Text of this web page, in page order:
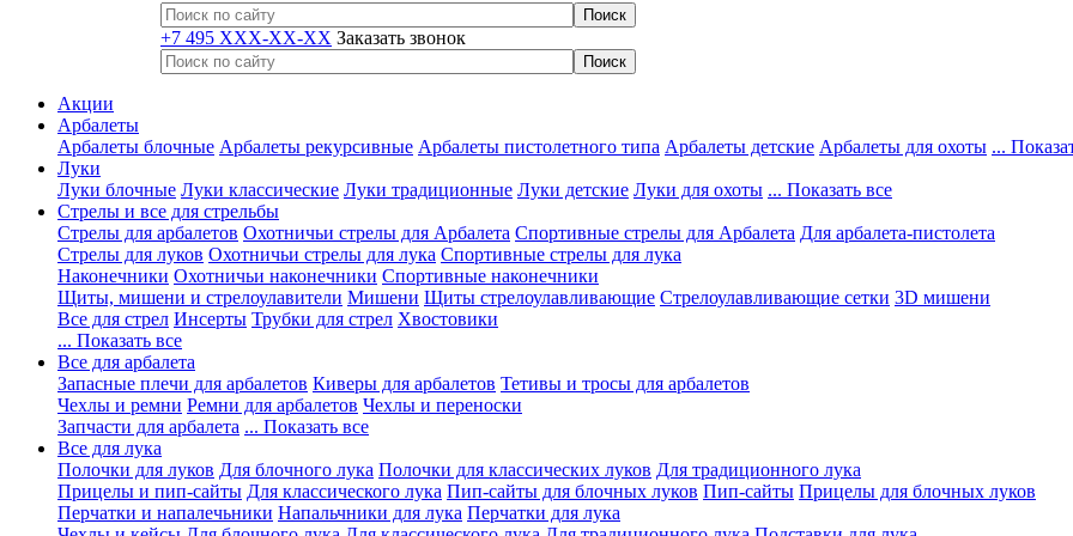
+7 495 XXX-XX-XX Заказать звонок
Акции
Арбалеты
Арбалеты блочные Арбалеты рекурсивные Арбалеты пистолетного типа Арбалеты детские Арбалеты для охоты ...
Луки
Луки блочные Луки классические Луки традиционные Луки детские Луки для охоты ... Показать все
Стрелы и все для стрельбы
Стрелы для арбалетов Охотничьи стрелы для Арбалета Спортивные стрелы для Арбалета Для арбалета-пистолета
Стрелы для луков Охотничьи стрелы для лука Спортивные стрелы для лука
Наконечники Охотничьи наконечники Спортивные наконечники
Щиты, мишени и стрелоулавители Мишени Щиты стрелоулавливающие Стрелоулавливающие сетки 3D мишени
Все для стрел Инсерты Трубки для стрел Хвостовики
... Показать все
Все для арбалета
Запасные плечи для арбалетов Киверы для арбалетов Тетивы и тросы для арбалетов
Чехлы и ремни Ремни для арбалетов Чехлы и переноски
Запчасти для арбалета ... Показать все
Все для лука
Полочки для луков Для блочного лука Полочки для классических луков Для традиционного лука
Прицелы и пип-сайты Для классического лука Пип-сайты для блочных луков Пип-сайты Прицелы для блочных луков
Перчатки и напалечьники Напальчники для лука Перчатки для лука